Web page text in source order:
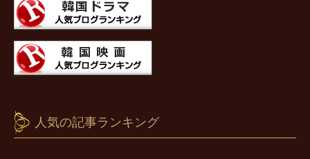
人気の記事ランキング